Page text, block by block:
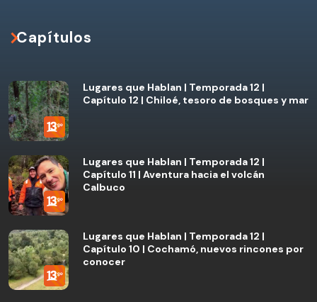
Capítulos
Lugares que Hablan | Temporada 12 |
Capítulo 12 | Chiloé, tesoro de bosques y mar
Lugares que Hablan | Temporada 12 |
Capítulo 11 | Aventura hacia el volcán
Calbuco
Lugares que Hablan | Temporada 12 |
Capítulo 10 | Cochamó, nuevos rincones por
conocer